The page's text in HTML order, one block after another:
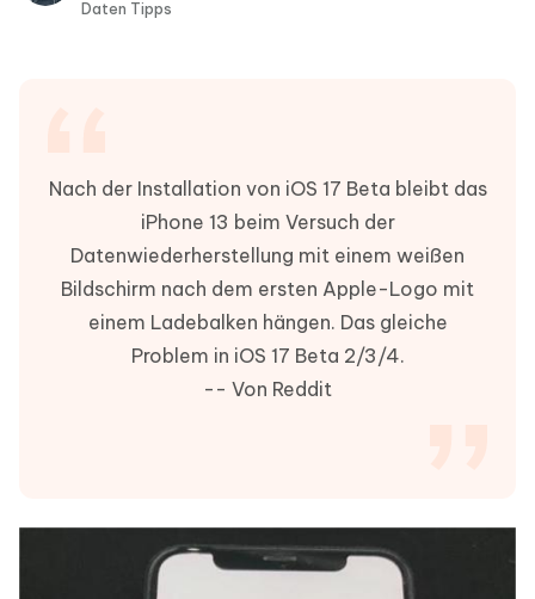
iAnyGo
Daten Tipps
Nach der Installation von iOS 17 Beta bleibt das
iPhone 13 beim Versuch der
Datenwiederherstellung mit einem weißen
Bildschirm nach dem ersten Apple-Logo mit
einem Ladebalken hängen. Das gleiche
Problem in iOS 17 Beta 2/3/4.
-- Von Reddit